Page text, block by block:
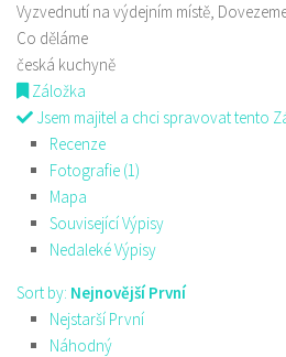
Vyzvednutí na výdejním místě,
Co děláme
česká kuchyně
Záložka
Jsem majitel a chci spravovat tento
Recenze
Fotografie (1)
Mapa
Související Výpisy
Nedaleké Výpisy
Sort by: Nejnovější První
Nejstarší První
Náhodný